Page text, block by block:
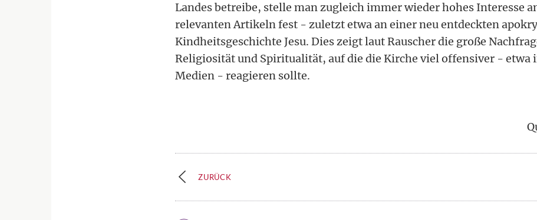
Landes betreibe, stelle man zugleich immer wieder hohes Interesse
relevanten Artikeln fest - zuletzt etwa an einer neu entdeckten
Kindheitsgeschichte Jesu. Dies zeigt laut Rauscher die große
Religiosität und Spiritualität, auf die die Kirche viel offensiver - etwa
Medien - reagieren sollte.
ZURÜCK